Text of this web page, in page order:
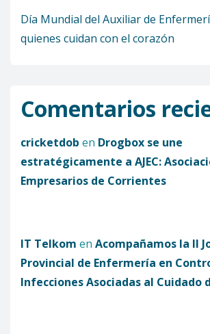
Día Mundial del Auxiliar de
quienes cuidan con el corazón
Comentarios
cricketdob en Drogbox se une
estratégicamente a AJEC:
Empresarios de Corrientes
IT Telkom en Acompañamos la II
Provincial de Enfermería en
Infecciones Asociadas al Cuidado